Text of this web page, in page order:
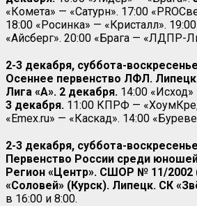
«Комета» — «Сатурн». 17:00
18:00 «Росинка» — «Кристалл».
«Айсберг». 20:00 «Брага — «ЛДПР-
2-3 декабря, суббота-
Осеннее первенство ЛФЛ.
Лига «А». 2 декабря. 14:00
3 декабря. 11:00 КПРФ —
«Emex.ru» — «Каскад». 14:00
2-3 декабря, суббота-
Первенство России среди юношей
Регион «Центр». СШОР № 11/2002
«Соловей» (Курск). Липецк. СК
в 16:00 и 8:00.